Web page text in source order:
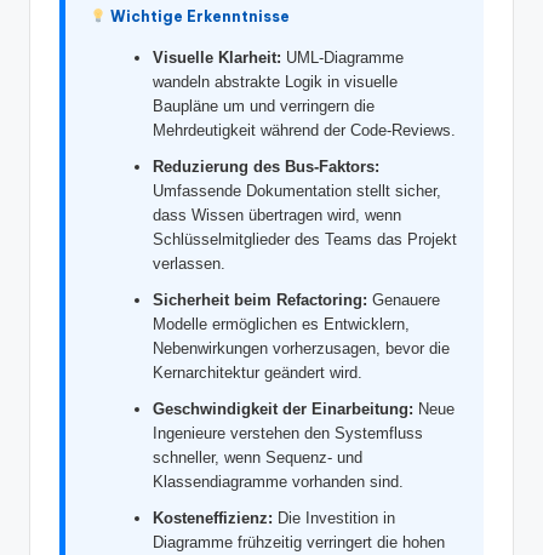
Wichtige Erkenntnisse
Visuelle Klarheit: UML-Diagramme
wandeln abstrakte Logik in visuelle
Baupläne um und verringern die
Mehrdeutigkeit während der Code-Reviews.
Reduzierung des Bus-Faktors:
Umfassende Dokumentation stellt sicher,
dass Wissen übertragen wird, wenn
Schlüsselmitglieder des Teams das Projekt
verlassen.
Sicherheit beim Refactoring: Genauere
Modelle ermöglichen es Entwicklern,
Nebenwirkungen vorherzusagen, bevor die
Kernarchitektur geändert wird.
Geschwindigkeit der Einarbeitung: Neue
Ingenieure verstehen den Systemfluss
schneller, wenn Sequenz- und
Klassendiagramme vorhanden sind.
Kosteneffizienz: Die Investition in
Diagramme frühzeitig verringert die hohen